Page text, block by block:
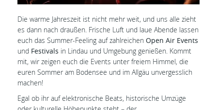
Die warme Jahreszeit ist nicht mehr weit, und uns alle zieht
es dann nach draußen. Frische Luft und laue Abende lassen
euch das Summer-Feeling auf zahlreichen Open Air Events
und Festivals in Lindau und Umgebung genießen. Kommt
mit, wir zeigen euch die Events unter freiem Himmel, die
euren Sommer am Bodensee und im Allgäu unvergesslich
machen!
Egal ob ihr auf elektronische Beats, historische Umzüge